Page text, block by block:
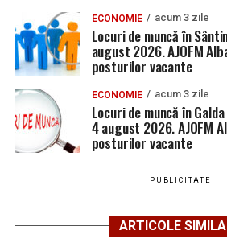
ECONOMIE acum 3 zile
Locuri de muncă în
august 2026. AJOFM
posturilor vacante
ECONOMIE acum 3 zile
Locuri de muncă în
4 august 2026. AJOFM
posturilor vacante
PUBLICITATE
ARTICOLE